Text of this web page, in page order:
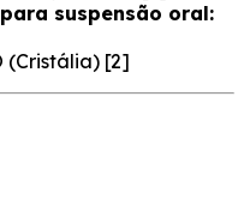
suspensão oral:
(Cristália) [2]